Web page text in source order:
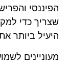
הפיננסי
שצריך כדי
היעיל ביותר
מעוניינים